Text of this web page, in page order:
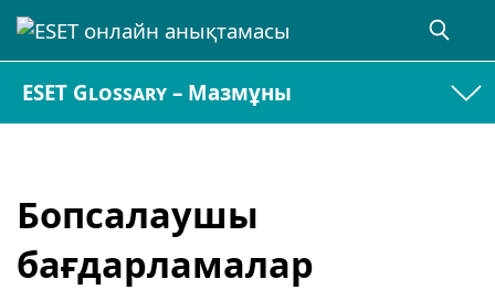
ESET Glossary – Мазмұны
Бопсалаушы
бағдарламалар